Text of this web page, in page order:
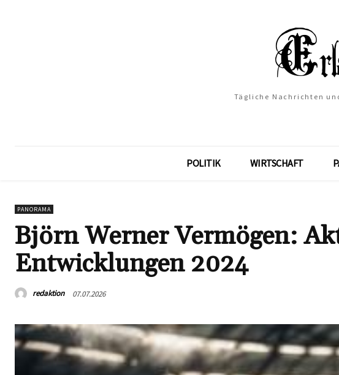
Tägliche Nachrichten
POLITIK WIRTSCHAFT
PANORAMA
Björn Werner Vermögen:
Entwicklungen 2024
redaktion 07.07.2026